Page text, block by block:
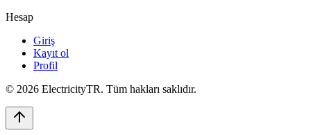
Hesap
Giriş
Kayıt ol
Profil
© 2026 ElectricityTR. Tüm hakları saklıdır.